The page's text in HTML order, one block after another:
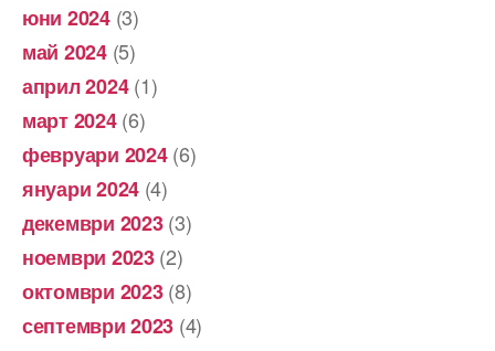
юни 2024(3)
май 2024(5)
април 2024(1)
март 2024(6)
февруари 2024(6)
януари 2024 (4)
декември 2023(3)
ноември 2023(2)
октомври 2023(8)
септември 2023 (4)